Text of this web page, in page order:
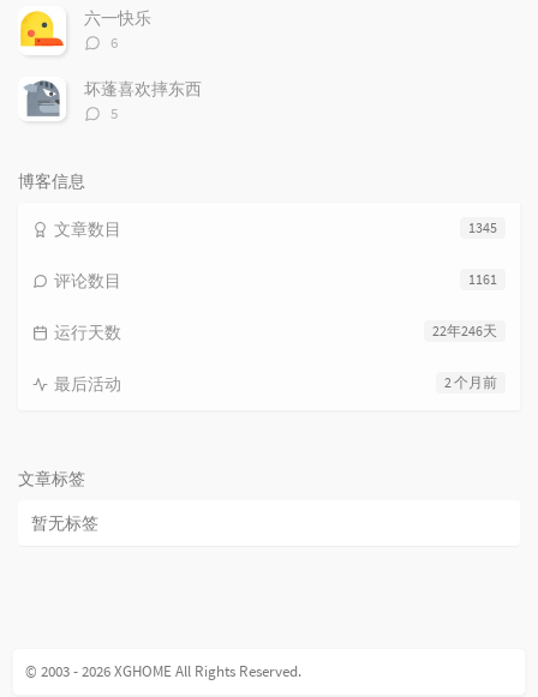
数：
六一快乐
评
数：
6
坏蓬喜欢摔东西
评
5
博客信息
1345
文章数目
1161
评论数目
22年246天
运行天数
2 个月前
最后活动
文章标签
暂无标签
© 2003 - 2026 XGHOME All Rights Reserved.